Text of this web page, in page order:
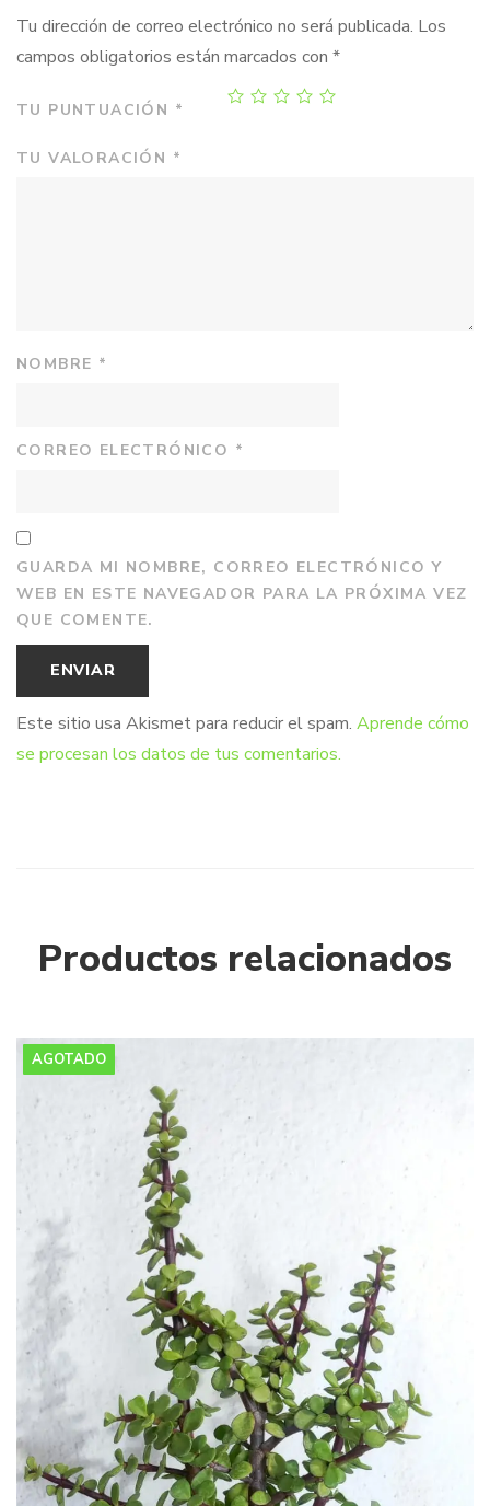
Tu dirección de correo electrónico no será publicada. Los
campos obligatorios están marcados con *
TU PUNTUACIÓN *
TU VALORACIÓN *
NOMBRE *
CORREO ELECTRÓNICO *
GUARDA MI NOMBRE, CORREO ELECTRÓNICO Y
WEB EN ESTE NAVEGADOR PARA LA PRÓXIMA VEZ
QUE COMENTE.
Este sitio usa Akismet para reducir el spam. Aprende cómo
se procesan los datos de tus comentarios.
Productos relacionados
AGOTADO